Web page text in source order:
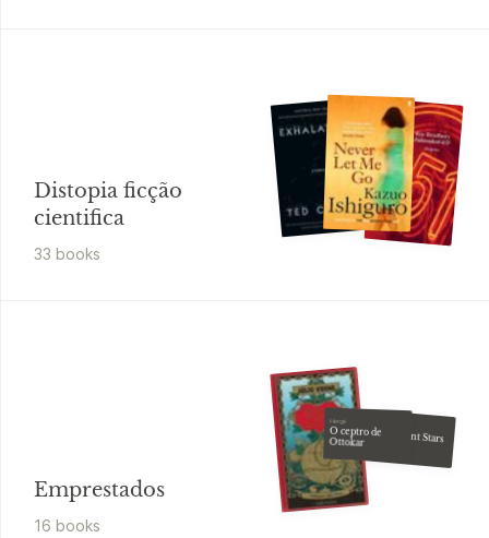
Distopia ficção
cientifica
33 books
Emprestados
16 books
Hergé
O ceptro de
Ottokar The Silent Stars